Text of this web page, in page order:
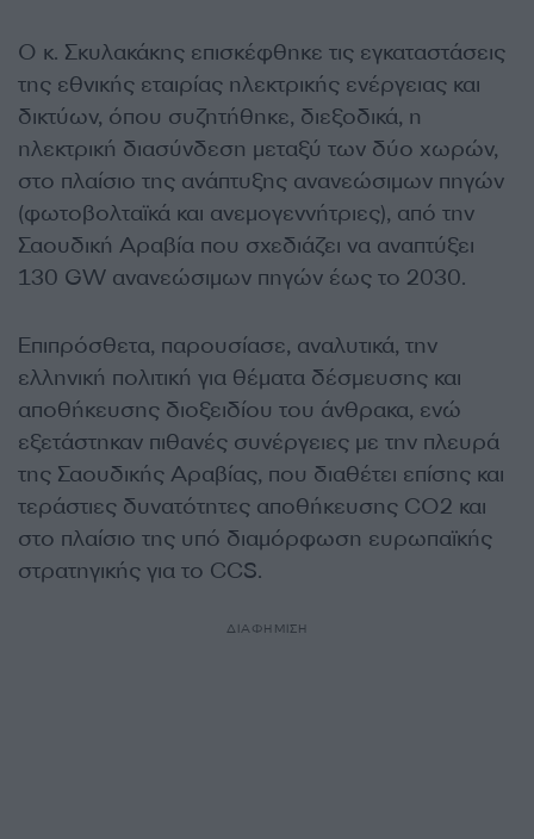
Ο κ. Σκυλακάκης επισκέφθηκε τις εγκαταστάσεις
της εθνικής εταιρίας ηλεκτρικής ενέργειας και
δικτύων, όπου συζητήθηκε, διεξοδικά, η
ηλεκτρική διασύνδεση μεταξύ των δύο χωρών,
στο πλαίσιο της ανάπτυξης ανανεώσιμων πηγών
(φωτοβολταϊκά και ανεμογεννήτριες), από την
Σαουδική Αραβία που σχεδιάζει να αναπτύξει
130 GW ανανεώσιμων πηγών έως το 2030.
Επιπρόσθετα, παρουσίασε, αναλυτικά, την
ελληνική πολιτική για θέματα δέσμευσης και
αποθήκευσης διοξειδίου του άνθρακα, ενώ
εξετάστηκαν πιθανές συνέργειες με την πλευρά
της Σαουδικής Αραβίας, που διαθέτει επίσης και
τεράστιες δυνατότητες αποθήκευσης CO2 και
στο πλαίσιο της υπό διαμόρφωση ευρωπαϊκής
στρατηγικής για το CCS.
ΔΙΑΦΗΜΙΣΗ